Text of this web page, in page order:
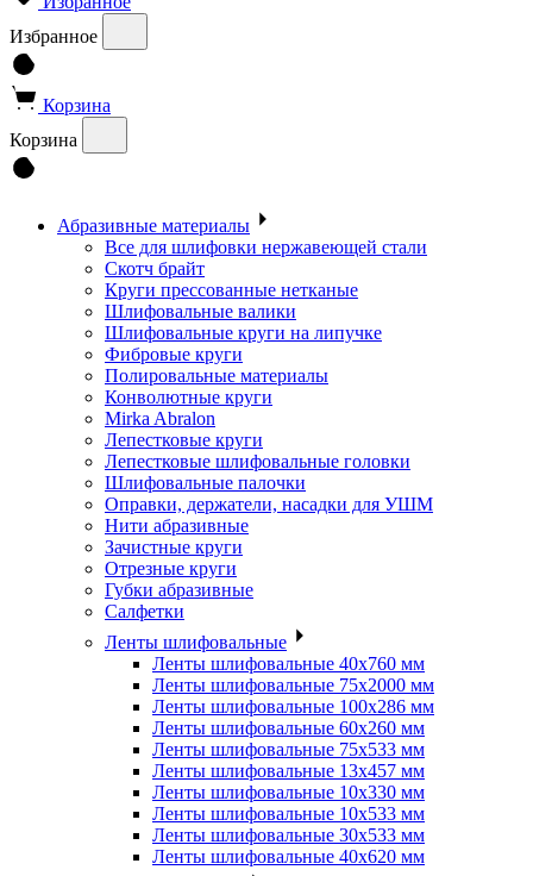
Избранное
Корзина
Корзина
Абразивные материалы
Все для шлифовки нержавеющей стали
Скотч брайт
Круги прессованные нетканые
Шлифовальные валики
Шлифовальные круги на липучке
Фибровые круги
Полировальные материалы
Конволютные круги
Mirka Abralon
Лепестковые круги
Лепестковые шлифовальные головки
Шлифовальные палочки
Оправки, держатели, насадки для УШМ
Нити абразивные
Зачистные круги
Отрезные круги
Губки абразивные
Салфетки
Ленты шлифовальные
Ленты шлифовальные 40х760 мм
Ленты шлифовальные 75х2000 мм
Ленты шлифовальные 100х286 мм
Ленты шлифовальные 60х260 мм
Ленты шлифовальные 75х533 мм
Ленты шлифовальные 13х457 мм
Ленты шлифовальные 10х330 мм
Ленты шлифовальные 10х533 мм
Ленты шлифовальные 30х533 мм
Ленты шлифовальные 40х620 мм